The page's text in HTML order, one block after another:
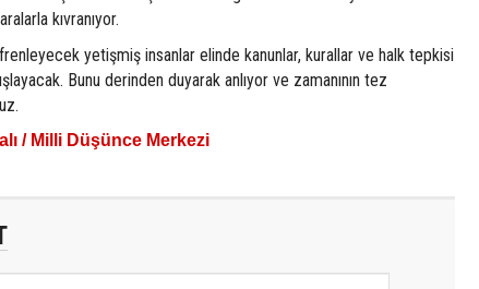
kıvranıyor.
yetişmiş insanlar elinde kanunlar, kurallar ve halk tepkisi
Bunu derinden duyarak anlıyor ve zamanının tez
/ Milli Düşünce Merkezi